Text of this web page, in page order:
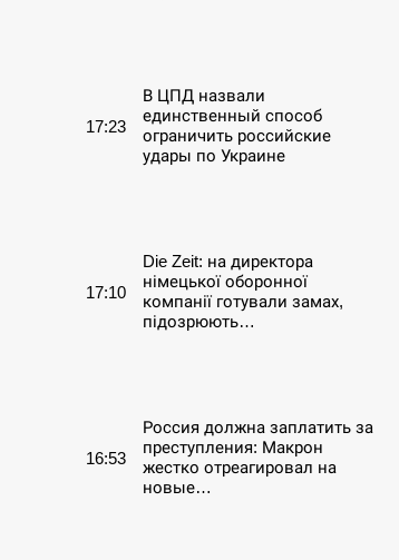
17:23
В ЦПД назвали
единственный способ
ограничить российские
удары по Украине
17:10
Die Zeit: на директора
німецької оборонної
компанії готували замах,
підозрюють…
16:53
Россия должна заплатить за
преступления: Макрон
жестко отреагировал на
новые…